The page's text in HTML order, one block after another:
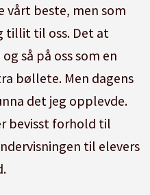
vårt beste, men som
tillit til oss. Det at
så på oss som en
bøllete. Men dagens
det jeg opplevde.
bevisst forhold til
til elevers